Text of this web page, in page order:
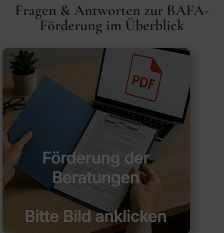
Fragen & Antworten zur BAFA-
Förderung im Überblick